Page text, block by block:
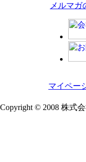
メルマガ
マイペー
Copyright © 2008 株式